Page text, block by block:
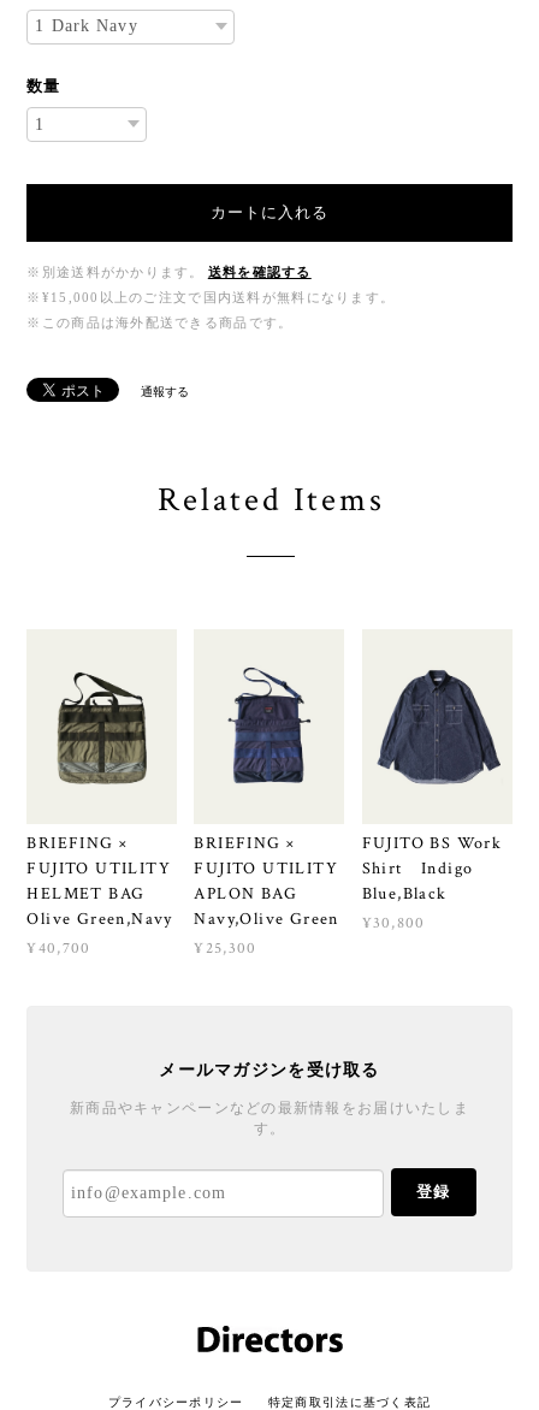
数量
カートに入れる
※別途送料がかかります。
送料を確認する
※¥15,000以上のご注文で国内送料が無料になります。
※この商品は海外配送できる商品です。
通報する
Related Items
BRIEFING ×
FUJITO UTILITY
HELMET BAG
Olive Green,Navy
¥40,700
BRIEFING ×
FUJITO UTILITY
APLON BAG
Navy,Olive Green
¥25,300
FUJITO BS Work
Shirt Indigo
Blue,Black
¥30,800
メールマガジンを受け取る
新商品やキャンペーンなどの最新情報をお届けいたしま
す。
登録
プライバシーポリシー 特定商取引法に基づく表記